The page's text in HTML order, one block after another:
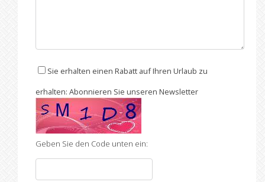
Sie erhalten einen Rabatt auf Ihren Urlaub zu
erhalten: Abonnieren Sie unseren Newsletter
Geben Sie den Code unten ein: